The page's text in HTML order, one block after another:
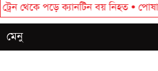
পড়ে ক্যানটিন বয় নিহত•পোষা কুকুর
মেনু